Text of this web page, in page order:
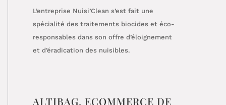
L’entreprise Nuisi’Clean s’est fait une
spécialité des traitements biocides et éco-
responsables dans son offre d’éloignement
et d’éradication des nuisibles.
ALTIBAG, ECOMMERCE DE